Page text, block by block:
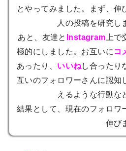
とやってみました。まず、伸
人の投稿を研究し
あと、友達と Instagram 上
極的にしました。お互いに コ
あったり、 いいねし合ったり
互いのフォロワーさんに認知
えるような行動な
結果として、現在のフォロワ
伸び